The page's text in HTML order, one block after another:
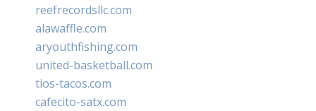
reefrecordsllc.com
alawaffle.com
aryouthfishing.com
united-basketball.com
tios-tacos.com
cafecito-satx.com